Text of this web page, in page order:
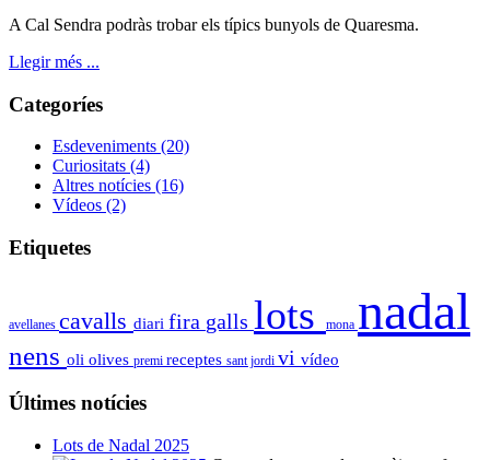
A Cal Sendra podràs trobar els típics bunyols de Quaresma.
Llegir més ...
Categoríes
Esdeveniments (20)
Curiositats (4)
Altres notícies (16)
Vídeos (2)
Etiquetes
avellanes cavalls diari fira galls lots mona nadal
nens oli olives premi receptes sant jordi vi vídeo
Últimes notícies
Lots de Nadal 2025